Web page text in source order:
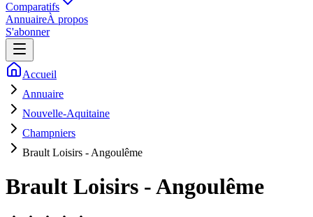
Comparatifs
AnnuaireÀ propos
S'abonner
Accueil
Annuaire
Nouvelle-Aquitaine
Champniers
Brault Loisirs - Angoulême
Brault Loisirs - Angoulême